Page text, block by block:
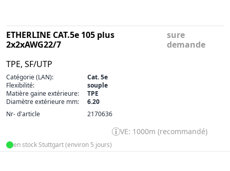
ETHERLINE CAT.5e 105 plus
2x2xAWG22/7
TPE, SF/UTP
sure
demande
Catégorie (LAN):
Cat. 5e
Flexibilité:
souple
Matière gaine extérieure:
TPE
Diamètre extérieure mm:
6.20
Nr- d'article
2170636
VE: 1000m (recommandé)
en stock Stuttgart (environ 5 jours)